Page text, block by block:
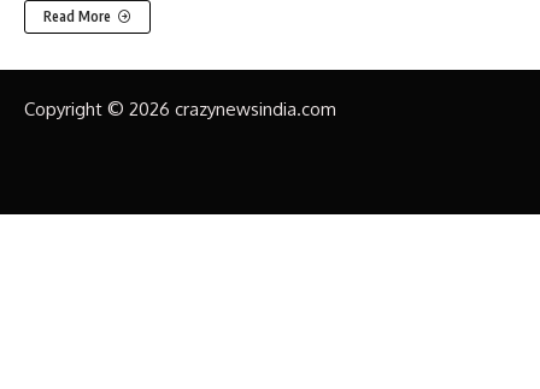
Read More
Copyright © 2026 crazynewsindia.com